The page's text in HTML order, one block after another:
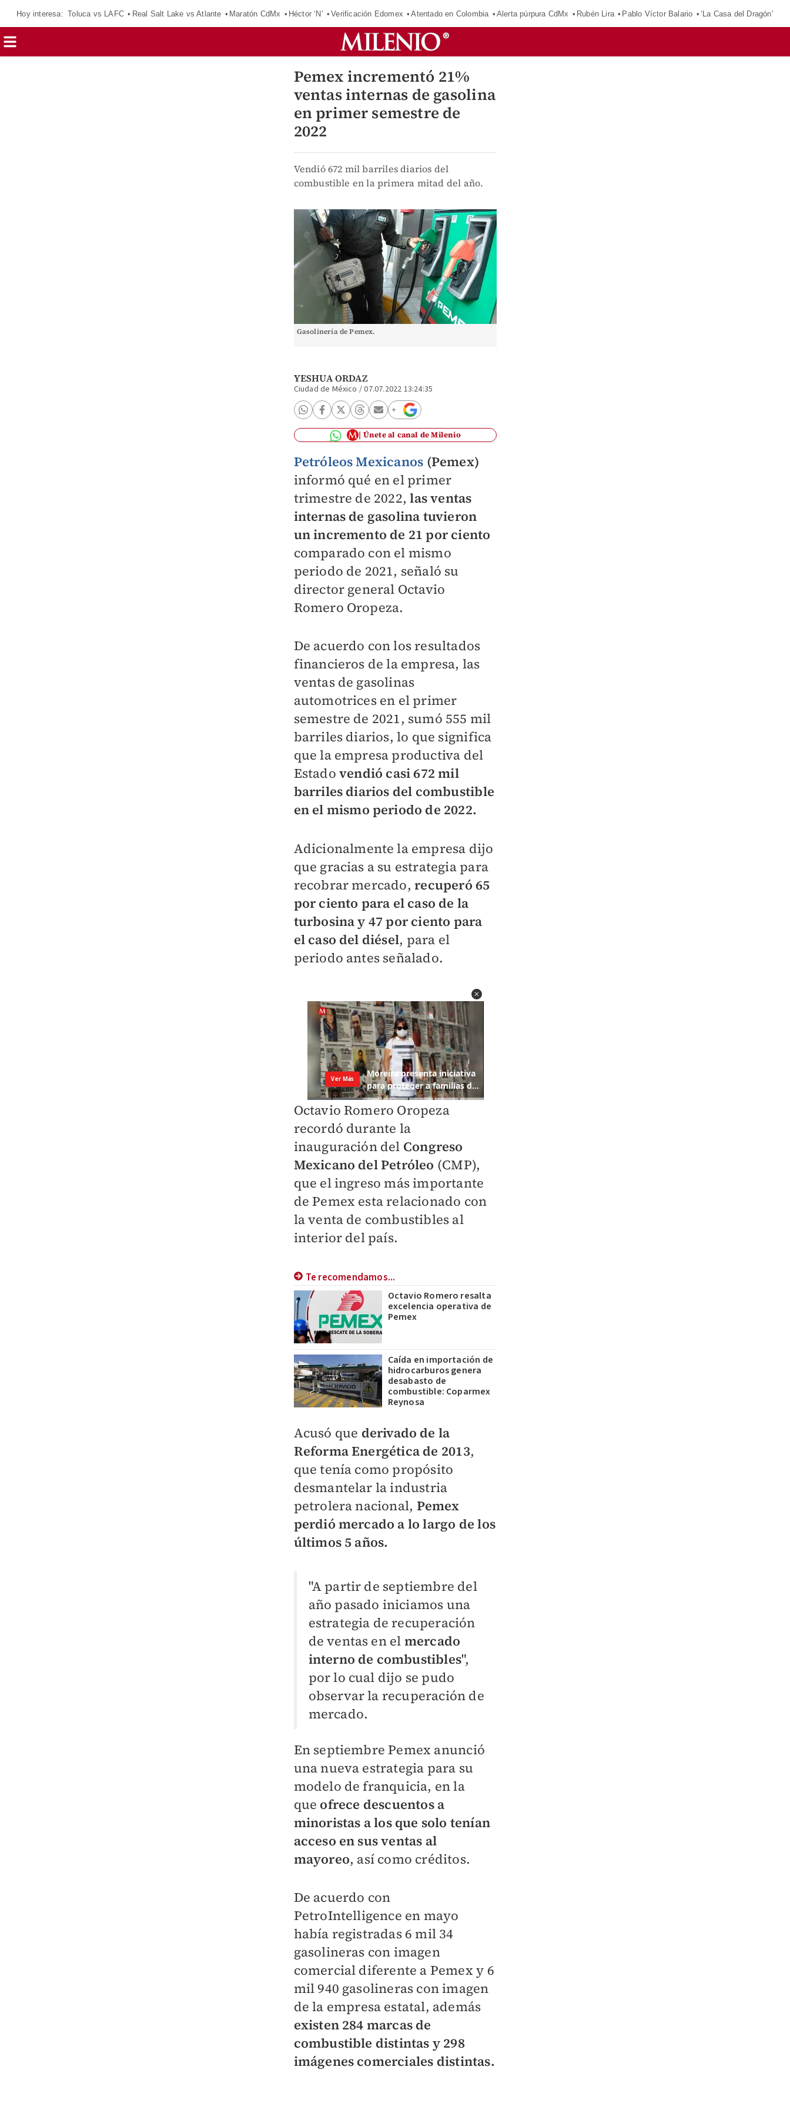
Hoy interesa: Toluca vs LAFC Real Salt Lake vs Atlante Maratón CdMx Héctor ‘N’ Verificación Edomex Atentado en Colombia Alerta púrpura CdMx Rubén Lira Pablo Víctor Balario ‘La Casa del Dragón’
Pemex incrementó 21%
ventas internas de gasolina
en primer semestre de
2022
Vendió 672 mil barriles diarios del
combustible en la primera mitad del año.
Gasolinería de Pemex.
YESHUA ORDAZ
Ciudad de México /07.07.2022 13:24:35
Únete al canal de Milenio
Petróleos Mexicanos (Pemex)
informó qué en el primer
trimestre de 2022,las ventas
internas de gasolina tuvieron
un incremento de 21 por ciento
comparado con el mismo
periodo de 2021, señaló su
director general Octavio
Romero Oropeza.
De acuerdo con los resultados
financieros de la empresa, las
ventas de gasolinas
automotrices en el primer
semestre de 2021, sumó 555 mil
barriles diarios, lo que significa
que la empresa productiva del
Estado vendió casi 672 mil
barriles diarios del combustible
en el mismo periodo de 2022.
Adicionalmente la empresa dijo
que gracias a su estrategia para
recobrar mercado,recuperó 65
por ciento para el caso de la
turbosina y 47 por ciento para
el caso del diésel, para el
periodo antes señalado.
Octavio Romero Oropeza
recordó durante la
inauguración del Congreso
Mexicano del Petróleo (CMP),
que el ingreso más importante
de Pemex esta relacionado con
la venta de combustibles al
interior del país.
Te recomendamos...
Octavio Romero resalta
excelencia operativa de
Pemex
Caída en importación de
hidrocarburos genera
desabasto de
combustible: Coparmex
Reynosa
Acusó que derivado de la
Reforma Energética de 2013,
que tenía como propósito
desmantelar la industria
petrolera nacional, Pemex
perdió mercado a lo largo de los
últimos 5 años.
"A partir de septiembre del
año pasado iniciamos una
estrategia de recuperación
de ventas en el mercado
interno de combustibles",
por lo cual dijo se pudo
observar la recuperación de
mercado.
En septiembre Pemex anunció
una nueva estrategia para su
modelo de franquicia, en la
que ofrece descuentos a
minoristas a los que solo tenían
acceso en sus ventas al
mayoreo, así como créditos.
De acuerdo con
PetroIntelligence en mayo
había registradas 6 mil 34
gasolineras con imagen
comercial diferente a Pemex y 6
mil 940 gasolineras con imagen
de la empresa estatal, además
existen 284 marcas de
combustible distintas y 298
imágenes comerciales distintas.